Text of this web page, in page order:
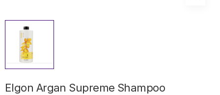
Elgon Argan Supreme Shampoo